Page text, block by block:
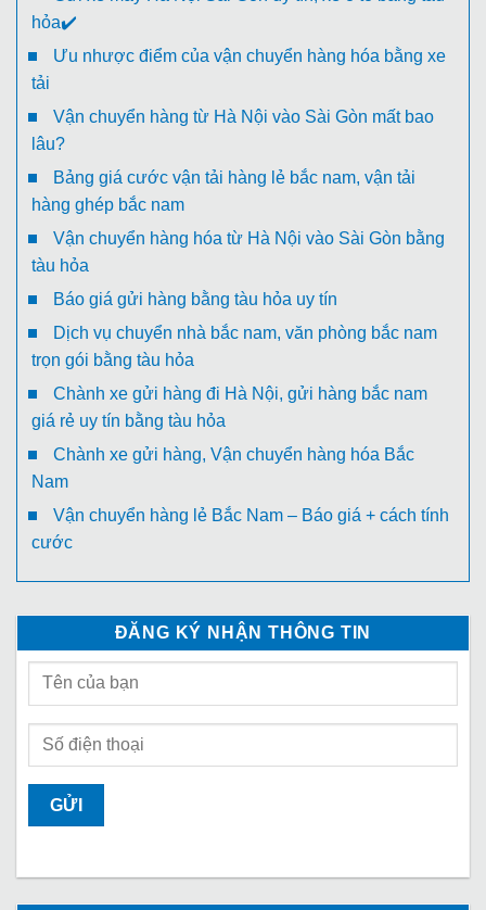
hỏa✔️
Ưu nhược điểm của vận chuyển hàng hóa bằng xe
tải
Vận chuyển hàng từ Hà Nội vào Sài Gòn mất bao
lâu?
Bảng giá cước vận tải hàng lẻ bắc nam, vận tải
hàng ghép bắc nam
Vận chuyển hàng hóa từ Hà Nội vào Sài Gòn bằng
tàu hỏa
Báo giá gửi hàng bằng tàu hỏa uy tín
Dịch vụ chuyển nhà bắc nam, văn phòng bắc nam
trọn gói bằng tàu hỏa
Chành xe gửi hàng đi Hà Nội, gửi hàng bắc nam
giá rẻ uy tín bằng tàu hỏa
Chành xe gửi hàng, Vận chuyển hàng hóa Bắc
Nam
Vận chuyển hàng lẻ Bắc Nam – Báo giá + cách tính
cước
ĐĂNG KÝ NHẬN THÔNG TIN